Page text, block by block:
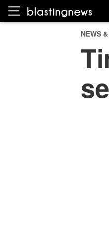
NEWS